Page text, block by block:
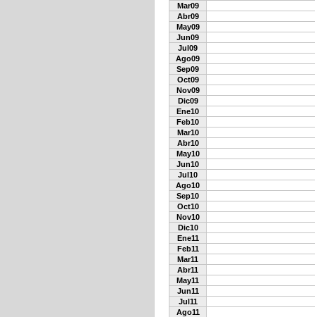
Mar09
Abr09
May09
Jun09
Jul09
Ago09
Sep09
Oct09
Nov09
Dic09
Ene10
Feb10
Mar10
Abr10
May10
Jun10
Jul10
Ago10
Sep10
Oct10
Nov10
Dic10
Ene11
Feb11
Mar11
Abr11
May11
Jun11
Jul11
Ago11